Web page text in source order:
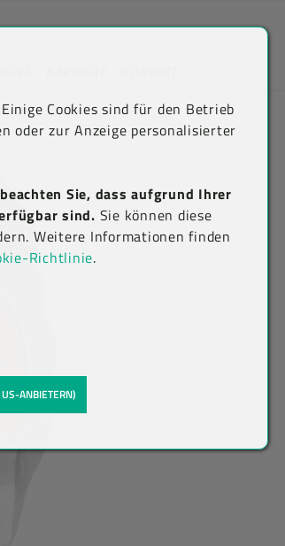
Cookies sind für den Betrieb
oder zur Anzeige personalisierter
Sie, dass aufgrund Ihrer
sind. Sie können diese
Weitere Informationen finden
Richtlinie.
ANBIETERN)